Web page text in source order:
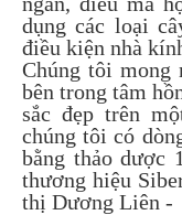
dụng các loại
điều kiện nhà
Chúng tôi mong
bên trong tâm
sắc đẹp trên
chúng tôi có
bằng thảo dược
thương hiệu
thị Dương Liên -